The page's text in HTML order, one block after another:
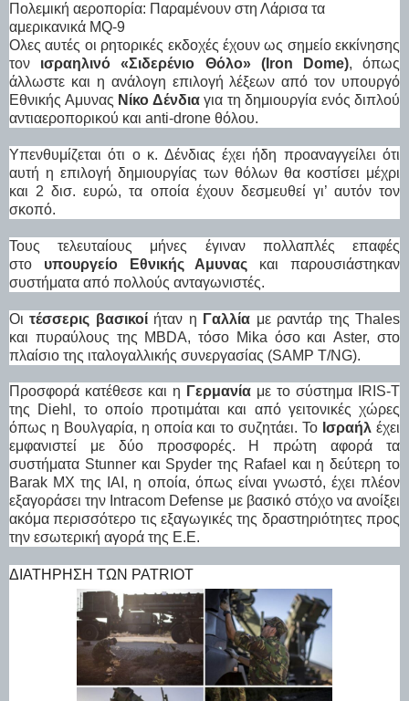
Πολεμική αεροπορία: Παραμένουν στη Λάρισα τα
αμερικανικά MQ-9
Ολες αυτές οι ρητορικές εκδοχές έχουν ως σημείο εκκίνησης
τον ισραηλινό «Σιδερένιο Θόλο» (Iron Dome), όπως
άλλωστε και η ανάλογη επιλογή λέξεων από τον υπουργό
Εθνικής Αμυνας Νίκο Δένδιαγια τη δημιουργία ενός διπλού
αντιαεροπορικού και anti-drone θόλου.
Υπενθυμίζεται ότι ο κ. Δένδιας έχει ήδη προαναγγείλει ότι
αυτή η επιλογή δημιουργίας των θόλων θα κοστίσει μέχρι
και 2 δισ. ευρώ, τα οποία έχουν δεσμευθεί γι’ αυτόν τον
σκοπό.
Τους τελευταίους μήνες έγιναν πολλαπλές επαφές
στο υπουργείο Εθνικής Αμυνας και παρουσιάστηκαν
συστήματα από πολλούς ανταγωνιστές.
Οιτέσσερις βασικοίήταν η Γαλλία με ραντάρ της Thales
και πυραύλους της MBDA, τόσο Mika όσο και Aster, στο
πλαίσιο της ιταλογαλλικής συνεργασίας (SAMP T/NG).
Προσφορά κατέθεσε και η Γερμανία με το σύστημα IRIS-T
της Diehl, το οποίο προτιμάται και από γειτονικές χώρες
όπως η Βουλγαρία, η οποία και το συζητάει. Το Ισραήλέχει
εμφανιστεί με δύο προσφορές. Η πρώτη αφορά τα
συστήματα Stunner και Spyder της Rafael και η δεύτερη το
Barak MX της IAI, η οποία, όπως είναι γνωστό, έχει πλέον
εξαγοράσει την Intracom Defense με βασικό στόχο να ανοίξει
ακόμα περισσότερο τις εξαγωγικές της δραστηριότητες προς
την εσωτερική αγορά της Ε.Ε.
ΔΙΑΤΉΡΗΣΗ ΤΩΝ PATRIOT